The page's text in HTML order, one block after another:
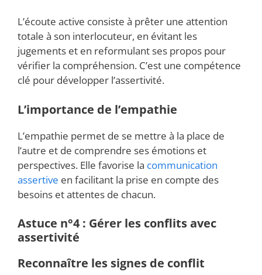
L’écoute active consiste à prêter une attention
totale à son interlocuteur, en évitant les
jugements et en reformulant ses propos pour
vérifier la compréhension. C’est une compétence
clé pour développer l’assertivité.
L’importance de l’empathie
L’empathie permet de se mettre à la place de
l’autre et de comprendre ses émotions et
perspectives. Elle favorise la communication
assertive en facilitant la prise en compte des
besoins et attentes de chacun.
Astuce n°4 : Gérer les conflits avec
assertivité
Reconnaître les signes de conflit